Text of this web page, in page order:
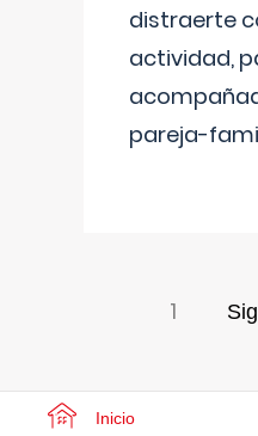
distraerte
actividad,
pareja-
1
Inicio